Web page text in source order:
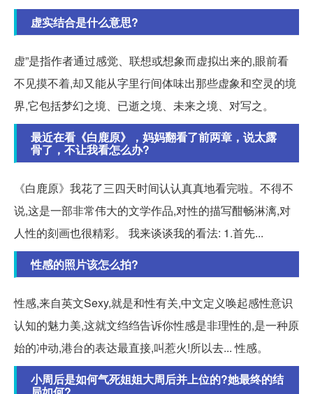
虚实结合是什么意思?
虚”是指作者通过感觉、联想或想象而虚拟出来的,眼前看
不见摸不着,却又能从字里行间体味出那些虚象和空灵的境
界,它包括梦幻之境、已逝之境、未来之境、对写之。
最近在看《白鹿原》，妈妈翻看了前两章，说太露
骨了，不让我看怎么办?
《白鹿原》我花了三四天时间认认真真地看完啦。不得不
说,这是一部非常伟大的文学作品,对性的描写酣畅淋漓,对
人性的刻画也很精彩。 我来谈谈我的看法: 1.首先...
性感的照片该怎么拍?
性感,来自英文Sexy,就是和性有关,中文定义唤起感性意识
认知的魅力美,这就文绉绉告诉你性感是非理性的,是一种原
始的冲动,港台的表达最直接,叫惹火!所以去... 性感。
小周后是如何气死姐姐大周后并上位的?她最终的结